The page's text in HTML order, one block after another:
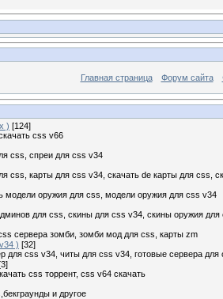
Главная страница Форум сайта
) [124]
css v66
css, спреи для css v34
css, карты для css v34, скачать de карты для css,
модели оружия для css, модели оружия для css v34
для css, скины для css v34, скины оружия
сервера зомби, зомби мод для css, карты zm
) [32]
для css v34, читы для css v34, готовые сервера
css торрент, css v64 скачать
и другое